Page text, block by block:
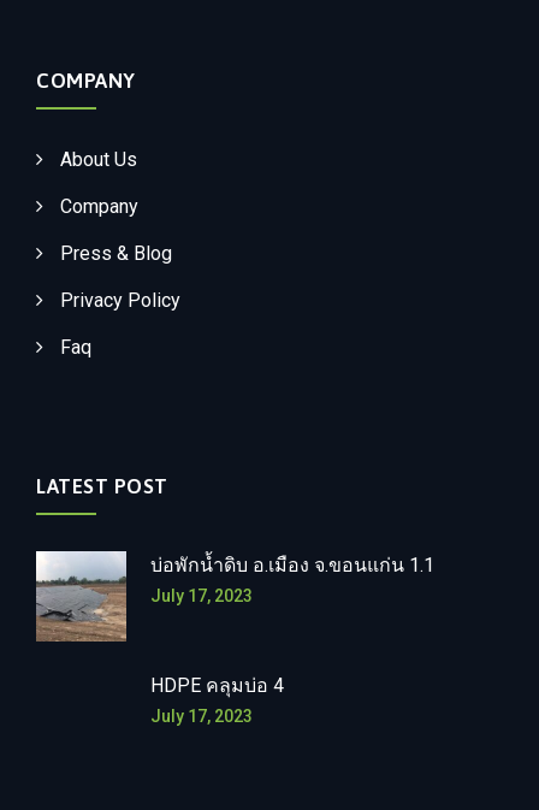
COMPANY
About Us
Company
Press & Blog
Privacy Policy
Faq
LATEST POST
บ่อพักน้ำดิบ อ.เมือง จ.ขอนแก่น 1.1
July 17, 2023
HDPE คลุมบ่อ 4
July 17, 2023